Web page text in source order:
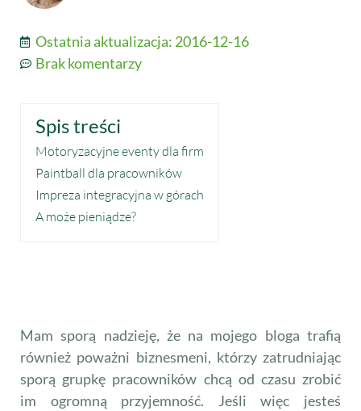
Ostatnia aktualizacja: 2016-12-16
Brak komentarzy
Spis treści
Motoryzacyjne eventy dla firm
Paintball dla pracowników
Impreza integracyjna w górach
A może pieniądze?
Mam sporą nadzieję, że na mojego bloga trafią
również poważni biznesmeni, którzy zatrudniając
sporą grupkę pracowników chcą od czasu zrobić
im ogromną przyjemność. Jeśli więc jesteś